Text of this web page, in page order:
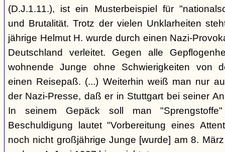
(D.J.1.11.), ist ein Musterbeispiel für
und Brutalität. Trotz der vielen Unklarheiten
jährige Helmut H. wurde durch einen Nazi-
Deutschland verleitet. Gegen alle
wohnende Junge ohne Schwierigkeiten von
einen Reisepaß. (...) Weiterhin weiß man nur
der Nazi-Presse, daß er in Stuttgart bei seiner
In seinem Gepäck soll man
Beschuldigung lautet "Vorbereitung eines
noch nicht großjährige Junge [wurde] am 8.